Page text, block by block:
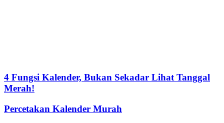
4 Fungsi Kalender, Bukan Sekadar Lihat Tanggal
Merah!
Percetakan Kalender Murah